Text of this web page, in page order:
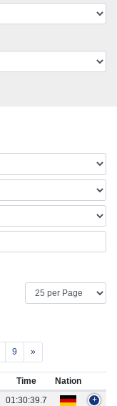
9 »
Time
Nation
01:30:39.7
+